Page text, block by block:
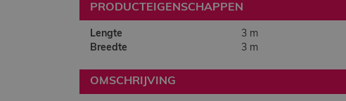
PRODUCTEIGENSCHAPPEN
Lengte
3 m
Breedte
3 m
OMSCHRIJVING